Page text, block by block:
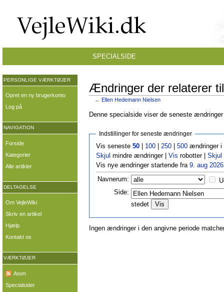
Ændringer der relaterer
← Ellen Hedemann Nielsen
Denne specialside viser de seneste
Indstillinger for seneste ændringer
Vis seneste 50| 100| 250| 500ændringer i
Skjul mindre ændringer | Vis robotter | Skjul
Vis nye ændringer startende fra 9. aug
Navnerum:
Side:
stedet
Ingen ændringer i den angivne periode
SPECIALSIDE
PERSONLIGE VÆRKTØJER
Opret en ny brugerkonto
Log på
NAVIGATION
Forside
Kategorier
Alle artikler
DELTAGELSE
Om VejleWiki
Skriv en artikel
Hjælp
Kontakt os
VÆRKTØJER
Atom
Specialsider